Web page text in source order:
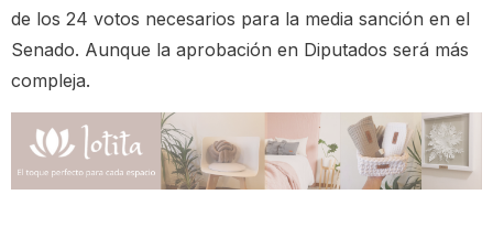
de los 24 votos necesarios para la media sanción en el
Senado. Aunque la aprobación en Diputados será más
compleja.